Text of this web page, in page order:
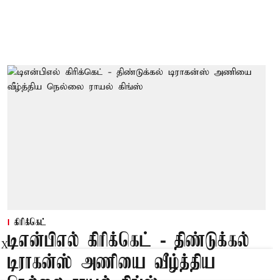
கிரிக்கெட்
டிஎன்பிஎல் கிரிக்கெட் - திண்டுக்கல்
டிராகன்ஸ் அணியை வீழ்த்திய
X